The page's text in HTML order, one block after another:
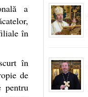
a
în
în
de
pentru